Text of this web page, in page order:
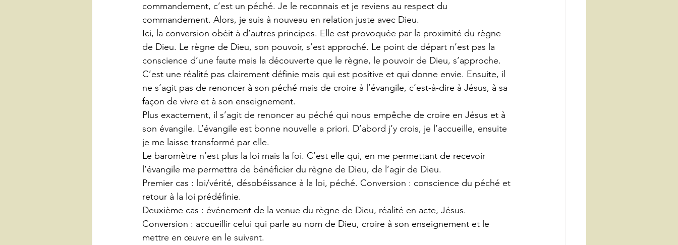
commandement, c’est un péché. Je le reconnais et je reviens au respect du
commandement. Alors, je suis à nouveau en relation juste avec Dieu.
Ici, la conversion obéit à d’autres principes. Elle est provoquée par la proximité du règne
de Dieu. Le règne de Dieu, son pouvoir, s’est approché. Le point de départ n’est pas la
conscience d’une faute mais la découverte que le règne, le pouvoir de Dieu, s’approche.
C’est une réalité pas clairement définie mais qui est positive et qui donne envie. Ensuite, il
ne s’agit pas de renoncer à son péché mais de croire à l’évangile, c’est-à-dire à Jésus, à sa
façon de vivre et à son enseignement.
Plus exactement, il s’agit de renoncer au péché qui nous empêche de croire en Jésus et à
son évangile. L’évangile est bonne nouvelle a priori. D’abord j’y crois, je l’accueille, ensuite
je me laisse transformé par elle.
Le baromètre n’est plus la loi mais la foi. C’est elle qui, en me permettant de recevoir
l’évangile me permettra de bénéficier du règne de Dieu, de l’agir de Dieu.
Premier cas : loi/vérité, désobéissance à la loi, péché. Conversion : conscience du péché et
retour à la loi prédéfinie.
Deuxième cas : événement de la venue du règne de Dieu, réalité en acte, Jésus.
Conversion : accueillir celui qui parle au nom de Dieu, croire à son enseignement et le
mettre en œuvre en le suivant.